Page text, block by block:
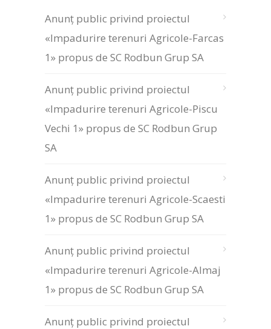
Anunț public privind proiectul
«Impadurire terenuri Agricole-Farcas
1» propus de SC Rodbun Grup SA
Anunț public privind proiectul
«Impadurire terenuri Agricole-Piscu
Vechi 1» propus de SC Rodbun Grup
SA
Anunț public privind proiectul
«Impadurire terenuri Agricole-Scaesti
1» propus de SC Rodbun Grup SA
Anunț public privind proiectul
«Impadurire terenuri Agricole-Almaj
1» propus de SC Rodbun Grup SA
Anunț public privind proiectul